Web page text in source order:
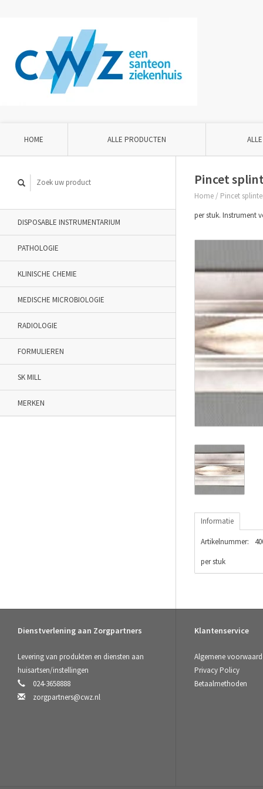
HOME ALLE PRODUCTEN
DISPOSABLE INSTRUMENTARIUM
PATHOLOGIE
KLINISCHE CHEMIE
MEDISCHE MICROBIOLOGIE
RADIOLOGIE
FORMULIEREN
SK MILL
MERKEN
Pincet
Home / Pincet
per stuk. Instrument
Informatie
Artikelnummer:
per stuk
Dienstverlening aan Zorgpartners
Levering van produkten en diensten aan
huisartsen/instellingen
024-3658888
zorgpartners@cwz.nl
Klantenservice
Algemene
Privacy Policy
Betaalmethoden